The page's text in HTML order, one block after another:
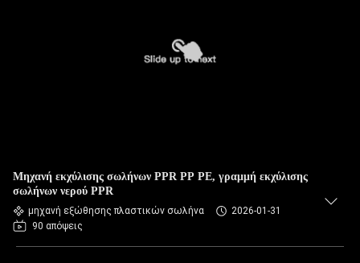
Μηχανή εκχύλισης σωλήνων PPR PP PE, γραμμή εκχύλισης
σωλήνων νερού PPR
μηχανή εξώθησης πλαστικών σωλήνα
2026-01-31
90 απόψεις